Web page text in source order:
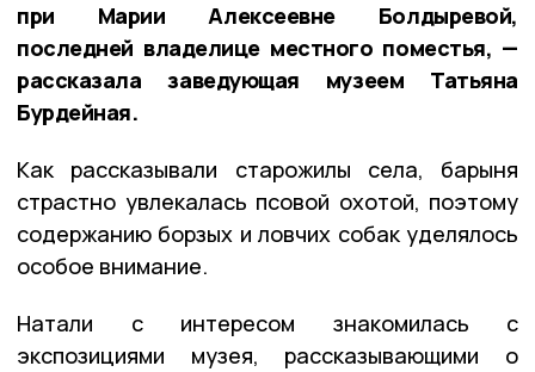
при Марии Алексеевне Болдыревой,
последней владелице местного поместья, —
рассказала заведующая музеем Татьяна
Бурдейная.
Как рассказывали старожилы села, барыня
страстно увлекалась псовой охотой, поэтому
содержанию борзых и ловчих собак уделялось
особое внимание.
Натали с интересом знакомилась с
экспозициями музея, рассказывающими о